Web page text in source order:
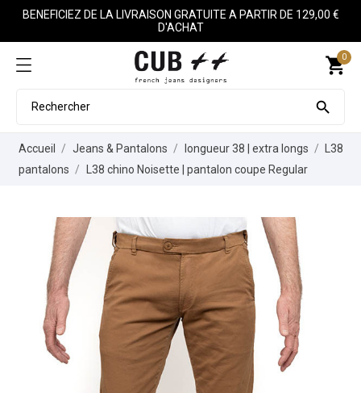
BENEFICIEZ DE LA LIVRAISON GRATUITE A PARTIR DE 129,00 €
D'ACHAT
shopping_cart
0

Accueil Jeans & Pantalons longueur 38 | extra longs
L38
pantalons
L38 chino Noisette | pantalon coupe Regular